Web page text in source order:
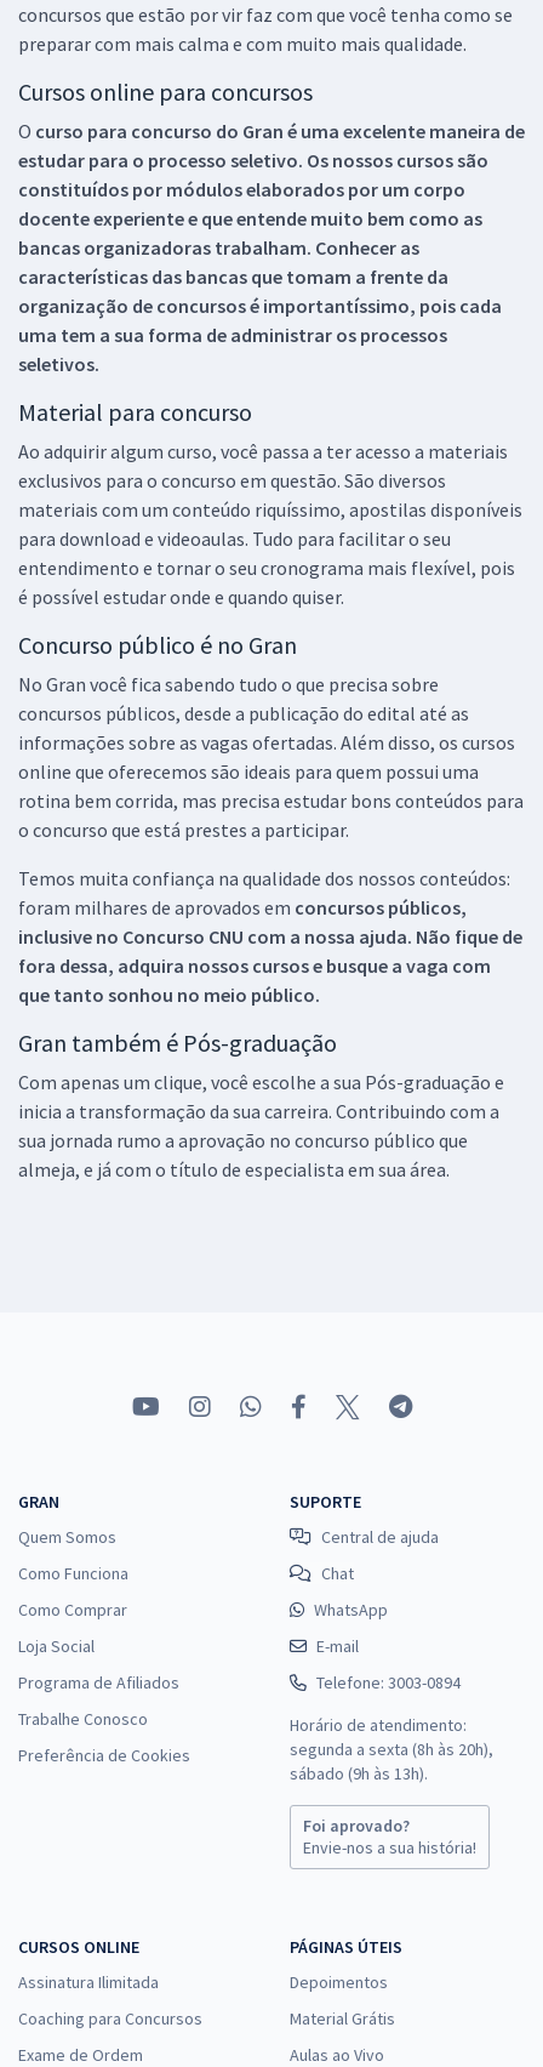
concursos que estão por vir faz com que você tenha como se
preparar com mais calma e com muito mais qualidade.
Cursos online para concursos
O curso para concurso do Gran é uma excelente maneira de
estudar para o processo seletivo. Os nossos cursos são
constituídos por módulos elaborados por um corpo
docente experiente e que entende muito bem como as
bancas organizadoras trabalham. Conhecer as
características das bancas que tomam a frente da
organização de concursos é importantíssimo, pois cada
uma tem a sua forma de administrar os processos
seletivos.
Material para concurso
Ao adquirir algum curso, você passa a ter acesso a materiais
exclusivos para o concurso em questão. São diversos
materiais com um conteúdo riquíssimo, apostilas disponíveis
para download e videoaulas. Tudo para facilitar o seu
entendimento e tornar o seu cronograma mais flexível, pois
é possível estudar onde e quando quiser.
Concurso público é no Gran
No Gran você fica sabendo tudo o que precisa sobre
concursos públicos, desde a publicação do edital até as
informações sobre as vagas ofertadas. Além disso, os cursos
online que oferecemos são ideais para quem possui uma
rotina bem corrida, mas precisa estudar bons conteúdos para
o concurso que está prestes a participar.
Temos muita confiança na qualidade dos nossos conteúdos:
foram milhares de aprovados em concursos públicos,
inclusive no Concurso CNU com a nossa ajuda. Não fique de
fora dessa, adquira nossos cursos e busque a vaga com
que tanto sonhou no meio público.
Gran também é Pós-graduação
Com apenas um clique, você escolhe a sua Pós-graduação e
inicia a transformação da sua carreira. Contribuindo com a
sua jornada rumo a aprovação no concurso público que
almeja, e já com o título de especialista em sua área.
GRAN
Quem Somos
Como Funciona
Como Comprar
Loja Social
Programa de Afiliados
Trabalhe Conosco
Preferência de Cookies
SUPORTE
Central de ajuda
Chat
WhatsApp
E-mail
Telefone: 3003-0894
Horário de atendimento:
segunda a sexta (8h às 20h),
sábado (9h às 13h).
Foi aprovado?
Envie-nos a sua história!
CURSOS ONLINE
Assinatura Ilimitada
Coaching para Concursos
Exame de Ordem
PÁGINAS ÚTEIS
Depoimentos
Material Grátis
Aulas ao Vivo